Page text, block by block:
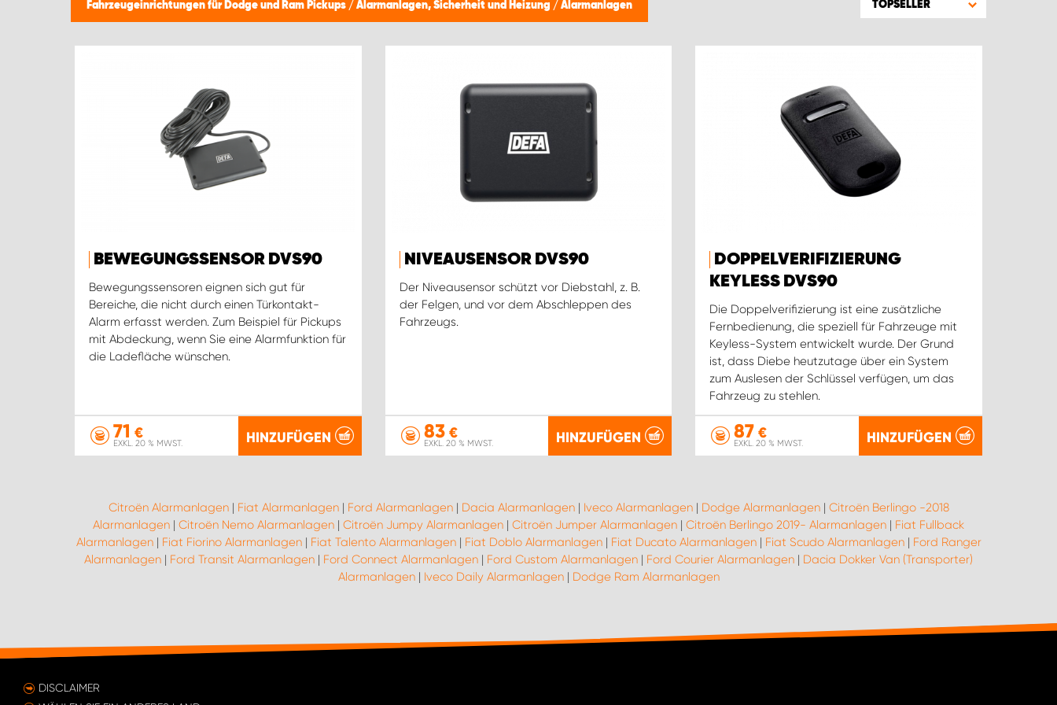
Fahrzeugeinrichtungen für Dodge und Ram Pickups / Alarmanlagen, Sicherheit und Heizung / Alarmanlagen TOPSELLER
BEWEGUNGSSENSOR DVS90
Bewegungssensoren eignen sich gut für
Bereiche, die nicht durch einen Türkontakt-
Alarm erfasst werden. Zum Beispiel für Pickups
mit Abdeckung, wenn Sie eine Alarmfunktion für
die Ladefläche wünschen.
71 €
EXKL. 20 % MWST. HINZUFÜGEN
NIVEAUSENSOR DVS90
Der Niveausensor schützt vor Diebstahl, z. B.
der Felgen, und vor dem Abschleppen des
Fahrzeugs.
83€
EXKL. 20 % MWST. HINZUFÜGEN
DOPPELVERIFIZIERUNG
KEYLESS DVS90
Die Doppelverifizierung ist eine zusätzliche
Fernbedienung, die speziell für Fahrzeuge mit
Keyless-System entwickelt wurde. Der Grund
ist, dass Diebe heutzutage über ein System
zum Auslesen der Schlüssel verfügen, um das
Fahrzeug zu stehlen.
87 €
EXKL. 20 % MWST. HINZUFÜGEN
Citroën Alarmanlagen| Fiat Alarmanlagen| Ford Alarmanlagen| Dacia Alarmanlagen| Iveco Alarmanlagen| Dodge Alarmanlagen| Citroën Berlingo -2018
Alarmanlagen | Citroën Nemo Alarmanlagen | Citroën Jumpy Alarmanlagen | Citroën Jumper Alarmanlagen | Citroën Berlingo 2019- Alarmanlagen | Fiat Fullback
Alarmanlagen| Fiat Fiorino Alarmanlagen| Fiat Talento Alarmanlagen| Fiat Doblo Alarmanlagen| Fiat Ducato Alarmanlagen| Fiat Scudo Alarmanlagen| Ford Ranger
Alarmanlagen | Ford Transit Alarmanlagen | Ford Connect Alarmanlagen | Ford Custom Alarmanlagen | Ford Courier Alarmanlagen | Dacia Dokker Van (Transporter)
Alarmanlagen| Iveco Daily Alarmanlagen| Dodge Ram Alarmanlagen
DISCLAIMER